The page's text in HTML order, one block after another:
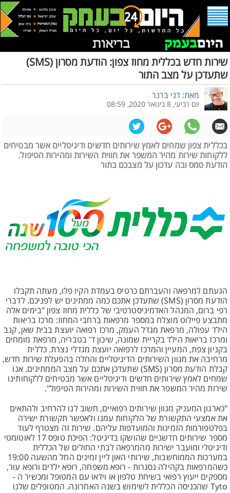
שירות חדש בכללית מחוז צפון: הודעת מסרון (SMS)
שתעדכן על מצב התור
מאת: דני ברנר
יום רביעי, 8 בינואר 2020, 08:59
בכללית צפון שמחים לאמץ שירותים חדשים ודיגיטליים אשר מבטיחים
ללקוחות שירות מהיר המשפר את חווית השירות ומהירות הטיפול.
הודעת סמס ובה עדכון על מצבכם בתור
הגעתם למרפאה והעברתם כרטיס בעמדת הקיו פלו, מעתה תקבלו
הודעת מסרון (SMS) שתעדכן אתכם כמה ממתינים יש לפניכם. לדברי
רפי ברום, המנהל האדמיניסטרטיבי של כללית מחוז צפון "בימים אלה
מתבצע פיילוט מוצלח במספר מרפאות ברחבי המחוז: מרכז בריאות
הילד עפולה, מרפאת מגדל העמק, מרכז רפואה יועצת בבית שאן, קנב
ומרכז בריאות הילד בקריית שמונה, שיכון ד' בטבריה, מרפאת מומחים
בקניון צפת, המעיין והמרכז לרפואה יועצת מגדלי נצרת. כללית
מרחיבה את מגוון השירותים הדיגיטליים והחלה בהפעלת שירות חדש,
קבלת הודעת מסרון (SMS) שתעדכן אתכם על מצב הממתינים. אנו
שמחים לאמץ שירותים חדשים ודיגיטליים אשר מבטיחים ללקוחותינו
שירות מהיר המשפר את חווית השירות ומהירות הטיפול".
"כארגון המעניק מגוון שירותים רפואיים, חשוב לנו להרחיב ולהתאים
את אמצעי התקשורת של הלקוחות עמנו ולאפשר תקשורת ישירה
בפלטפורמות הזמינות והמועדפות עליהם. שירות זה מצטרף לעוד
מספר שירותים חדשניים שהושקו בדיגיטל: הפיכת טופס 17 לאוטומטי
ודיגיטלי ומועבר ישירות מהמרפאה לבתי החולים של הכללית
במערכות הממוחשבות, שירותי האון ליין זמינים החל מהשעה 19:00
כשהמרפאות בקהילה נסגרות - רופא משפחה, רופא ילדים ורופא עור,
מספקים ייעוץ רפואי בשיחת טלפון או וידאו עם המטופל ומכשיר ה -
Tyto שהכניסה הכללית לשימוש בשנה האחרונה. המטופלים שלנו